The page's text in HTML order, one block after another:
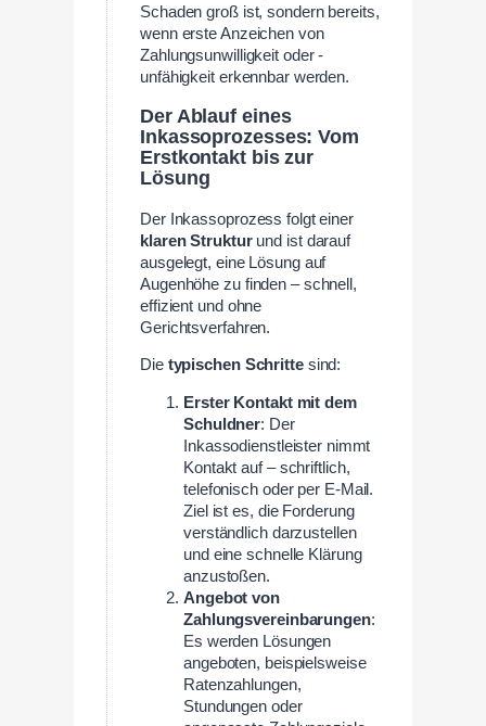
Schaden groß ist, sondern bereits,
wenn erste Anzeichen von
Zahlungsunwilligkeit oder -
unfähigkeit erkennbar werden.
Der Ablauf eines
Inkassoprozesses: Vom
Erstkontakt bis zur
Lösung
Der Inkassoprozess folgt einer
klaren Strukturund ist darauf
ausgelegt, eine Lösung auf
Augenhöhe zu finden – schnell,
effizient und ohne
Gerichtsverfahren.
Die typischen Schrittesind:
Erster Kontakt mit dem
Schuldner: Der
Inkassodienstleister nimmt
Kontakt auf – schriftlich,
telefonisch oder per E-Mail.
Ziel ist es, die Forderung
verständlich darzustellen
und eine schnelle Klärung
anzustoßen.
Angebot von
Zahlungsvereinbarungen:
Es werden Lösungen
angeboten, beispielsweise
Ratenzahlungen,
Stundungen oder